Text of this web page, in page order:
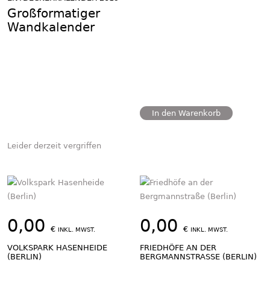
Großformatiger
Wandkalender
Leider derzeit vergriffen
In den Warenkorb
0,00 € INKL. MWST.
VOLKSPARK HASENHEIDE
(BERLIN)
0,00€ INKL. MWST.
FRIEDHÖFE AN DER
BERGMANNSTRASSE (BERLIN)